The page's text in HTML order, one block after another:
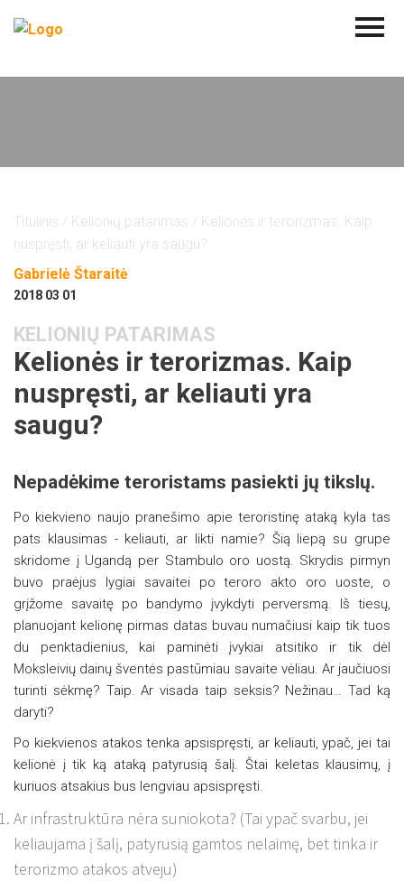
Titulinis / Kelionių patarimas / Kelionės ir terorizmas. Kaip
nuspręsti, ar keliauti yra saugu?
Gabrielė Štaraitė
2018 03 01
KELIONIŲ PATARIMAS
Kelionės ir terorizmas. Kaip
nuspręsti, ar keliauti yra
saugu?
Nepadėkime teroristams pasiekti jų tikslų.
Po kiekvieno naujo pranešimo apie teroristinę ataką kyla tas
pats klausimas - keliauti, ar likti namie? Šią liepą su grupe
skridome į Ugandą per Stambulo oro uostą. Skrydis pirmyn
buvo praėjus lygiai savaitei po teroro akto oro uoste, o
grįžome savaitę po bandymo įvykdyti perversmą. Iš tiesų,
planuojant kelionę pirmas datas buvau numačiusi kaip tik tuos
du penktadienius, kai paminėti įvykiai atsitiko ir tik dėl
Moksleivių dainų šventės pastūmiau savaite vėliau. Ar jaučiuosi
turinti sėkmę? Taip. Ar visada taip seksis? Nežinau… Tad ką
daryti?
Po kiekvienos atakos tenka apsispręsti, ar keliauti, ypač, jei tai
kelionė į tik ką ataką patyrusią šalį. Štai keletas klausimų, į
kuriuos atsakius bus lengviau apsispręsti.
Ar infrastruktūra nėra suniokota? (Tai ypač svarbu, jei
keliaujama į šalį, patyrusią gamtos nelaimę, bet tinka ir
terorizmo atakos atveju)